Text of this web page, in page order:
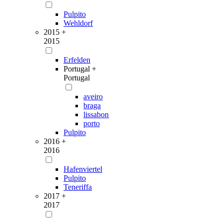
Pulpito
Wehldorf
2015 +
2015
Erfelden
Portugal +
Portugal
aveiro
braga
lissabon
porto
Pulpito
2016 +
2016
Hafenviertel
Pulpito
Teneriffa
2017 +
2017